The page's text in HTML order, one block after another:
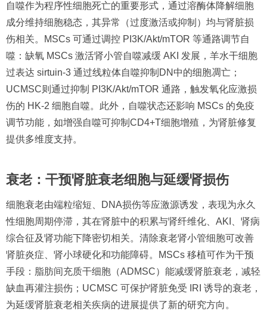
自噬作为程序性细胞死亡的重要形式，通过溶酶体降解细胞
成分维持细胞稳态，其异常（过度激活或抑制）均与肾脏损
伤相关。MSCs 可通过调控 PI3K/Akt/mTOR 等通路调节自
噬：缺氧 MSCs 激活肾小管自噬减缓 AKI 发展，羊水干细胞
过表达 sirtuin-3 通过线粒体自噬抑制DN中的细胞凋亡；
UCMSC则通过抑制 PI3K/Akt/mTOR 通路，触发氧化应激损
伤的 HK-2 细胞自噬。此外，自噬状态还影响 MSCs 的免疫
调节功能，如增强自噬可抑制CD4+T细胞增殖，为肾脏修复
提供多维度支持。
衰老：干预肾脏衰老细胞与延缓肾损伤
细胞衰老由端粒缩短、DNA损伤等应激源诱发，表现为永久
性细胞周期停滞，其在肾脏中的积累与肾纤维化、AKI、肾病
综合征及肾功能下降密切相关。清除衰老肾小管细胞可改善
肾脏炎症、肾小球硬化和功能障碍。MSCs 移植可作为干预
手段：脂肪间充质干细胞（ADMSC）能减缓肾脏衰老，减轻
缺血再灌注损伤；UCMSC 可保护肾脏免受 IRI 诱导的衰老，
为延缓肾脏衰老相关疾病的进展提供了新的研究方向。